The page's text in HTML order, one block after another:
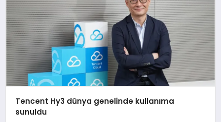
Tencent Hy3 dünya genelinde kullanıma
sunuldu